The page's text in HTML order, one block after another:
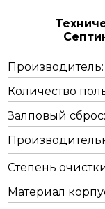
Производитель:
Количество
Залповый сброс:
Степень
Материал